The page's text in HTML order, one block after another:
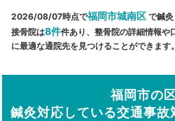
2026/08/07時点で福岡市城南区 で鍼
接骨院は8件件あり、整骨院の詳細情報や
に最適な通院先を見つけることができます。
福岡市の
鍼灸対応している交通事